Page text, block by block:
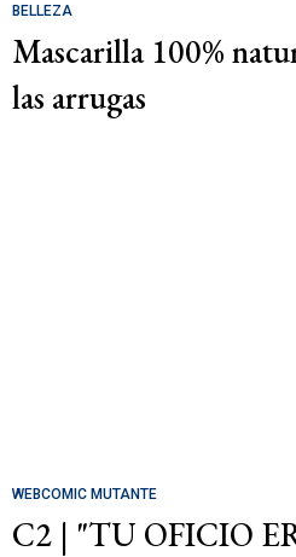
BELLEZA
Mascarilla 100%
las arrugas
WEBCOMIC MUTANTE
C2 | "TU OFICIO